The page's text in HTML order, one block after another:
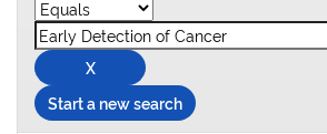
Start a new search